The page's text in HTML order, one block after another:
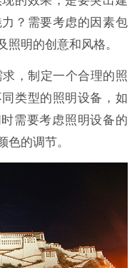
？需要考虑的因素包
明的创意和风格。
，制定一个合理的照
类型的照明设备，如
需要考虑照明设备的
色的调节。